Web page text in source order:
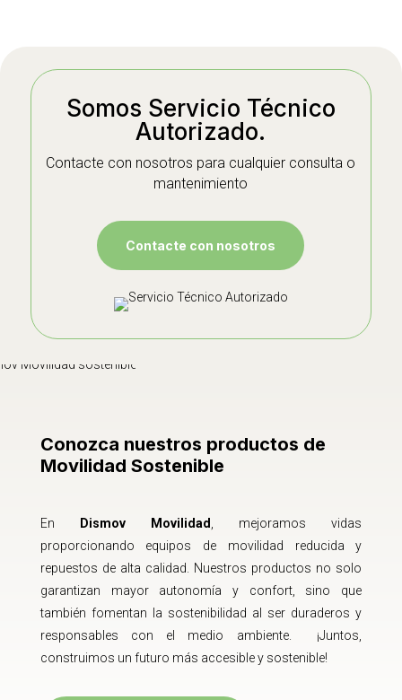
Somos Servicio Técnico
Autorizado.
Contacte con nosotros para cualquier consulta o
mantenimiento
Contacte con nosotros
Conozca nuestros productos de
Movilidad Sostenible
En Dismov Movilidad, mejoramos vidas
proporcionando equipos de movilidad reducida y
repuestos de alta calidad. Nuestros productos no solo
garantizan mayor autonomía y confort, sino que
también fomentan la sostenibilidad al ser duraderos y
responsables con el medio ambiente. ¡Juntos,
construimos un futuro más accesible y sostenible!